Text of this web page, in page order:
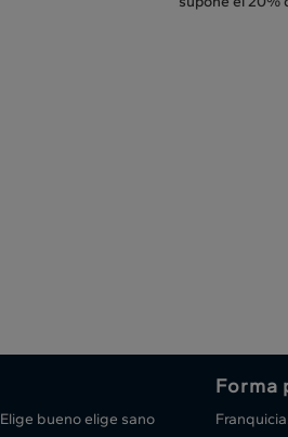
Elige bueno elige sano
Forma